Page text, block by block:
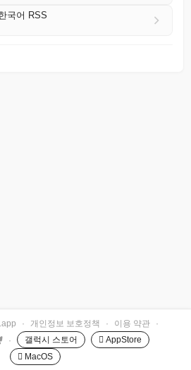
국어 RSS
· 개인정보 보호정책 · 이용 약관
·
· 갤럭시 스토어
 AppStore
 MacOS